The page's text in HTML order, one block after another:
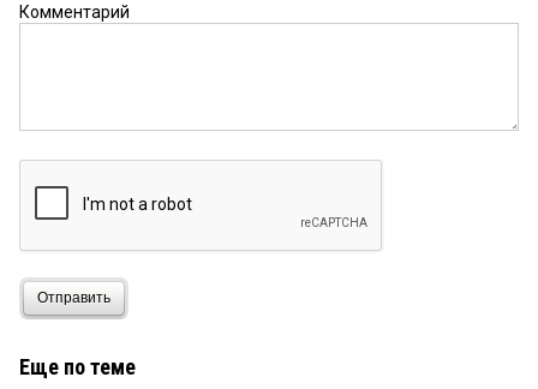
Комментарий
Отправить
Еще по теме